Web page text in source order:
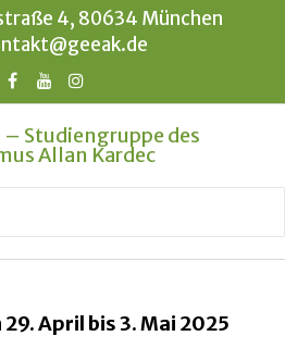
4, 80634 München
April bis 3. Mai 2025